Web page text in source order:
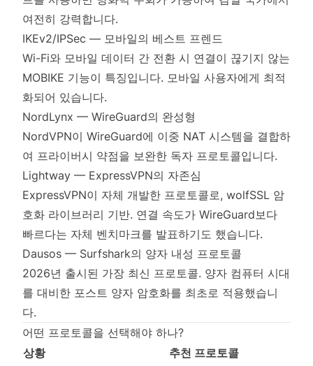
여전히 강력합니다.
IKEv2/IPSec — 모바일의 베스트 프렌드
Wi-Fi와 모바일 데이터 간 전환 시 연결이 끊기지 않는
MOBIKE 기능이 특징입니다. 모바일 사용자에게 최적
화되어 있습니다.
NordLynx — WireGuard의 완성형
NordVPN이 WireGuard에 이중 NAT 시스템을 결합하
여 프라이버시 약점을 보완한 독자 프로토콜입니다.
Lightway — ExpressVPN의 자존심
ExpressVPN이 자체 개발한 프로토콜로, wolfSSL 암
호화 라이브러리 기반. 연결 속도가 WireGuard보다
빠르다는 자체 벤치마크를 발표하기도 했습니다.
Dausos — Surfshark의 양자 내성 프로토콜
2026년 출시된 가장 최신 프로토콜. 양자 컴퓨터 시대
를 대비한 포스트 양자 암호화를 최초로 적용했습니
다.
어떤 프로토콜을 선택해야 하나?
상황
추천 프로토콜